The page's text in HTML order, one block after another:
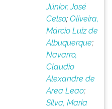
Júnior, José
Celso;Oliveira,
Márcio Luiz de
Albuquerque;
Navarro,
Claudio
Alexandre de
Area Leao;
Silva, Maria